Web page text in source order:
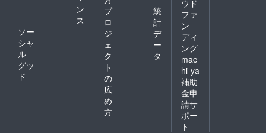
ン
ス
ソー
シャ
ル
グッ
ド
プ
ロ
ジ
ェ
ク
ト
の
広
め
方
統
計
デ
ー
タ
ウド
ファ
ン
ディ
ング
mac
hi-ya
補助
金申
請サ
ポー
ト